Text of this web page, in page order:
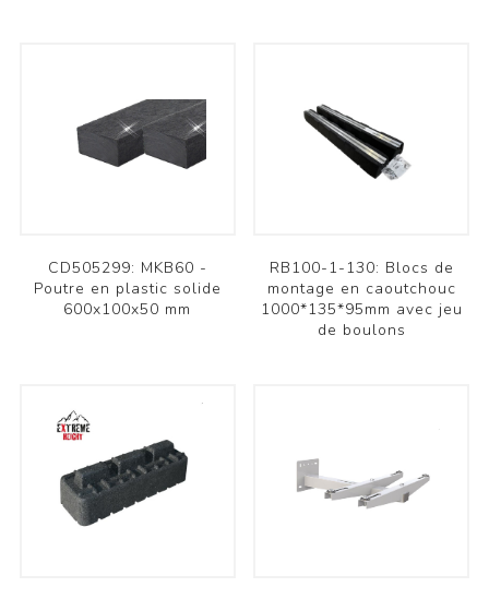
CD505299: MKB60 -
Poutre en plastic solide
600x100x50 mm
RB100-1-130: Blocs de
montage en caoutchouc
1000*135*95mm avec jeu
de boulons